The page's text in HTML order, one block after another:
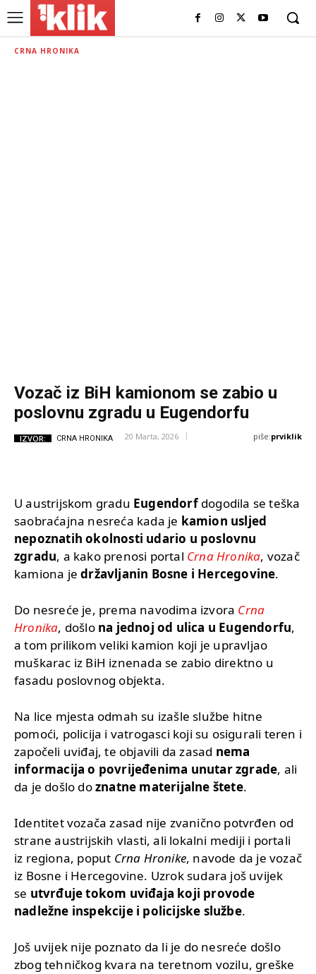
CRNA HRONIKA
Vozač iz BiH kamionom se zabio u
poslovnu zgradu u Eugendorfu
IZVOR: CRNA HRONIKA 20 Marta, 2026 piše:prviklik
U austrijskom gradu Eugendorfdogodila se teška
saobraćajna nesreća kada je kamion usljed
nepoznatih okolnosti udario u poslovnu
zgradu, a kako prenosi portal Crna Hronika, vozač
kamiona jedržavljanin Bosne i Hercegovine.
Do nesreće je, prema navodima izvora Crna
Hronika, došlo na jednoj od ulica u Eugendorfu,
a tom prilikom veliki kamion koji je upravljao
muškarac iz BiH iznenada se zabio direktno u
fasadu poslovnog objekta.
Na lice mjesta odmah su izašle službe hitne
pomoći, policija i vatrogasci koji su osigurali teren i
započeli uviđaj, te objavili da zasad nema
informacija o povrijeđenima unutar zgrade, ali
da je došlo doznatne materijalne štete.
Identitet vozača zasad nije zvanično potvrđen od
strane austrijskih vlasti, ali lokalni mediji i portali
iz regiona, poput Crna Hronike, navode da je vozač
iz Bosne i Hercegovine. Uzrok sudara još uvijek
se utvrđuje tokom uviđaja koji provode
nadležne inspekcije i policijske službe.
Još uvijek nije poznato da li je do nesreće došlo
zbog tehničkog kvara na teretnom vozilu, greške